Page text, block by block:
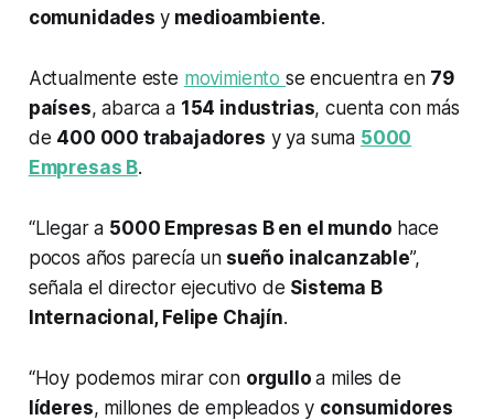
comunidades y medioambiente.
Actualmente este movimiento se encuentra en 79
países, abarca a 154 industrias, cuenta con más
de 400 000 trabajadores y ya suma 5000
Empresas B.
“Llegar a 5000 Empresas B en el mundo hace
pocos años parecía un sueño inalcanzable”,
señala el director ejecutivo de Sistema B
Internacional, Felipe Chajín.
“Hoy podemos mirar con orgulloa miles de
líderes, millones de empleados y consumidores